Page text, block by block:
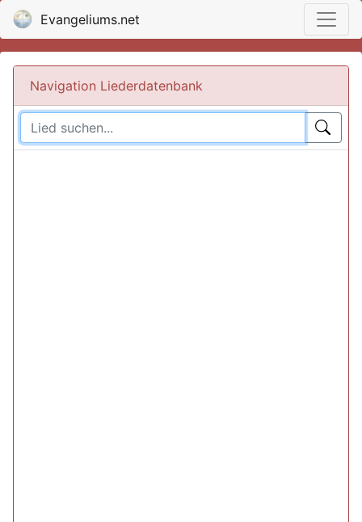
Evangeliums.net
Navigation Liederdatenbank